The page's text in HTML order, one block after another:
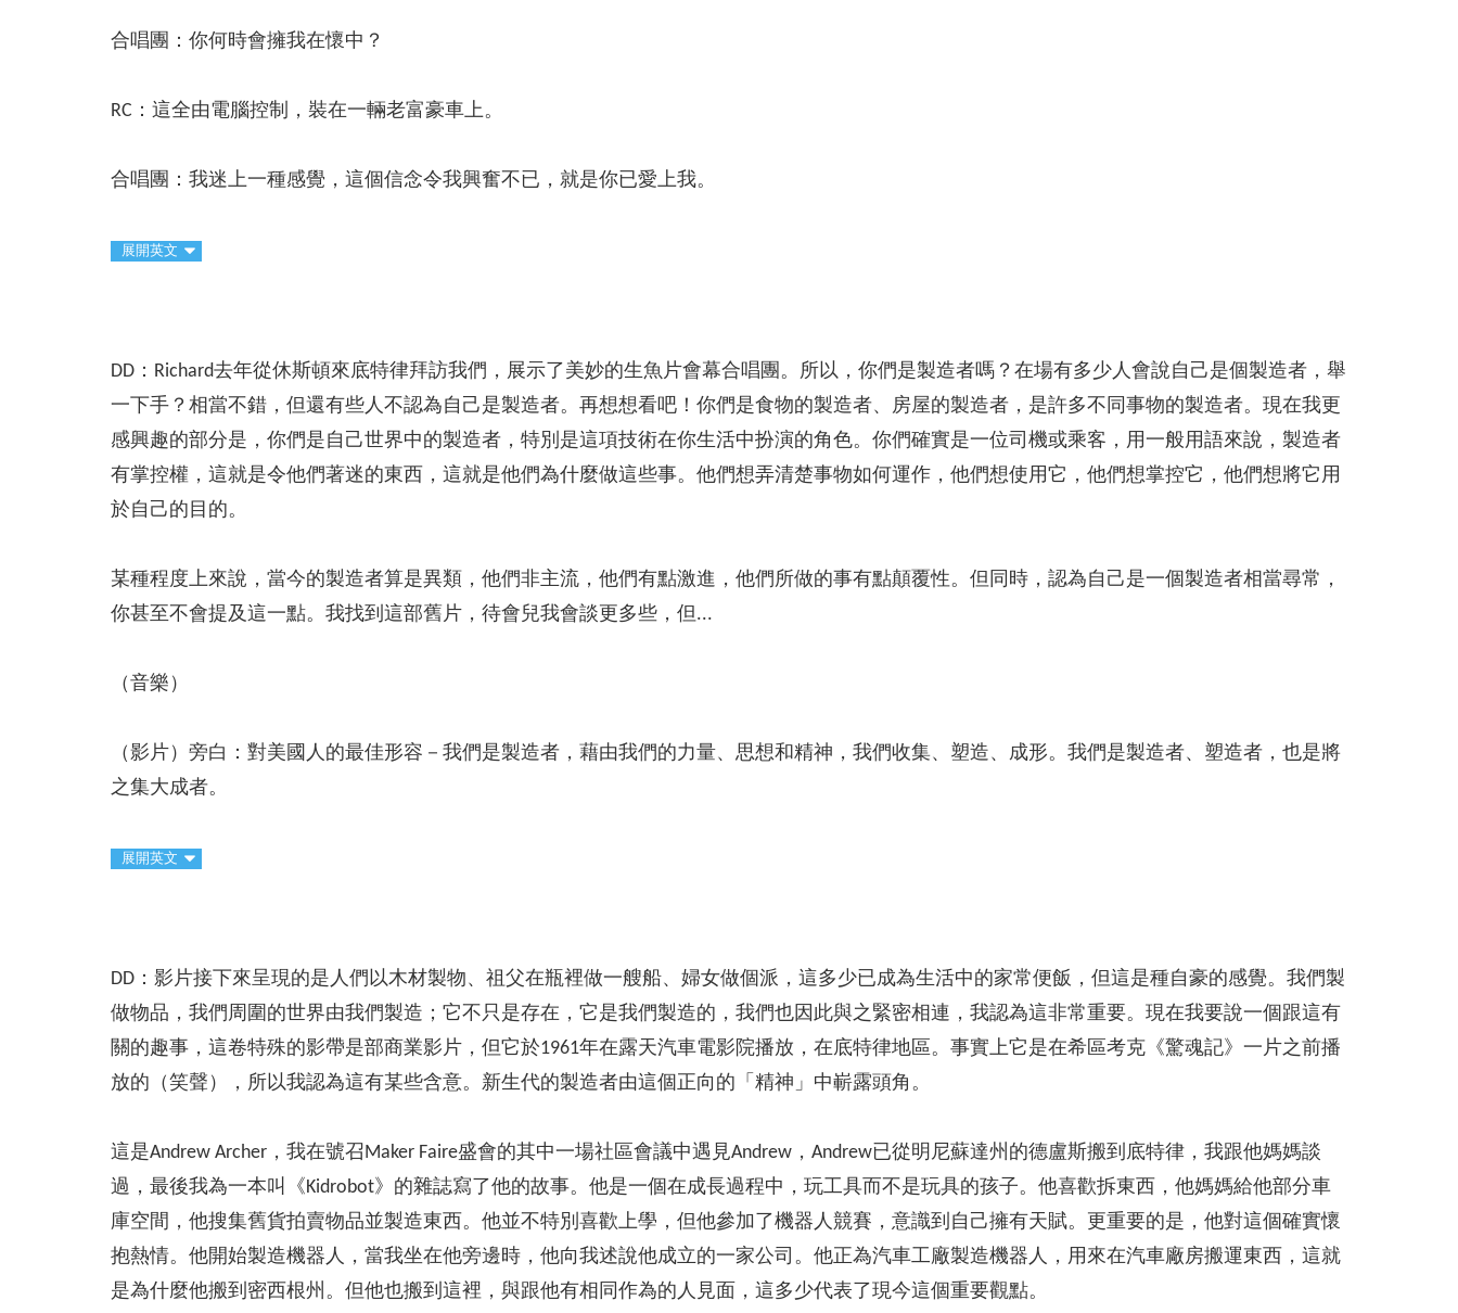
合唱團：你何時會擁我在懷中？
RC：這全由電腦控制，裝在一輛老富豪車上。
合唱團：我迷上一種感覺，這個信念令我興奮不已，就是你已愛上我。
展開英文
DD：Richard去年從休斯頓來底特律拜訪我們，展示了美妙的生魚片會幕合唱團。所以，你們是製造者嗎？在場有多少人會說自己是個製造者，舉
一下手？相當不錯，但還有些人不認為自己是製造者。再想想看吧！你們是食物的製造者、房屋的製造者，是許多不同事物的製造者。現在我更
感興趣的部分是，你們是自己世界中的製造者，特別是這項技術在你生活中扮演的角色。你們確實是一位司機或乘客，用一般用語來說，製造者
有掌控權，這就是令他們著迷的東西，這就是他們為什麼做這些事。他們想弄清楚事物如何運作，他們想使用它，他們想掌控它，他們想將它用
於自己的目的。
某種程度上來說，當今的製造者算是異類，他們非主流，他們有點激進，他們所做的事有點顛覆性。但同時，認為自己是一個製造者相當尋常，
你甚至不會提及這一點。我找到這部舊片，待會兒我會談更多些，但...
（音樂）
（影片）旁白：對美國人的最佳形容－我們是製造者，藉由我們的力量、思想和精神，我們收集、塑造、成形。我們是製造者、塑造者，也是將
之集大成者。
展開英文
DD：影片接下來呈現的是人們以木材製物、祖父在瓶裡做一艘船、婦女做個派，這多少已成為生活中的家常便飯，但這是種自豪的感覺。我們製
做物品，我們周圍的世界由我們製造；它不只是存在，它是我們製造的，我們也因此與之緊密相連，我認為這非常重要。現在我要說一個跟這有
關的趣事，這卷特殊的影帶是部商業影片，但它於1961年在露天汽車電影院播放，在底特律地區。事實上它是在希區考克《驚魂記》一片之前播
放的（笑聲），所以我認為這有某些含意。新生代的製造者由這個正向的「精神」中嶄露頭角。
這是Andrew Archer，我在號召Maker Faire盛會的其中一場社區會議中遇見Andrew，Andrew已從明尼蘇達州的德盧斯搬到底特律，我跟他媽媽談
過，最後我為一本叫《Kidrobot》的雜誌寫了他的故事。他是一個在成長過程中，玩工具而不是玩具的孩子。他喜歡拆東西，他媽媽給他部分車
庫空間，他搜集舊貨拍賣物品並製造東西。他並不特別喜歡上學，但他參加了機器人競賽，意識到自己擁有天賦。更重要的是，他對這個確實懷
抱熱情。他開始製造機器人，當我坐在他旁邊時，他向我述說他成立的一家公司。他正為汽車工廠製造機器人，用來在汽車廠房搬運東西，這就
是為什麼他搬到密西根州。但他也搬到這裡，與跟他有相同作為的人見面，這多少代表了現今這個重要觀點。